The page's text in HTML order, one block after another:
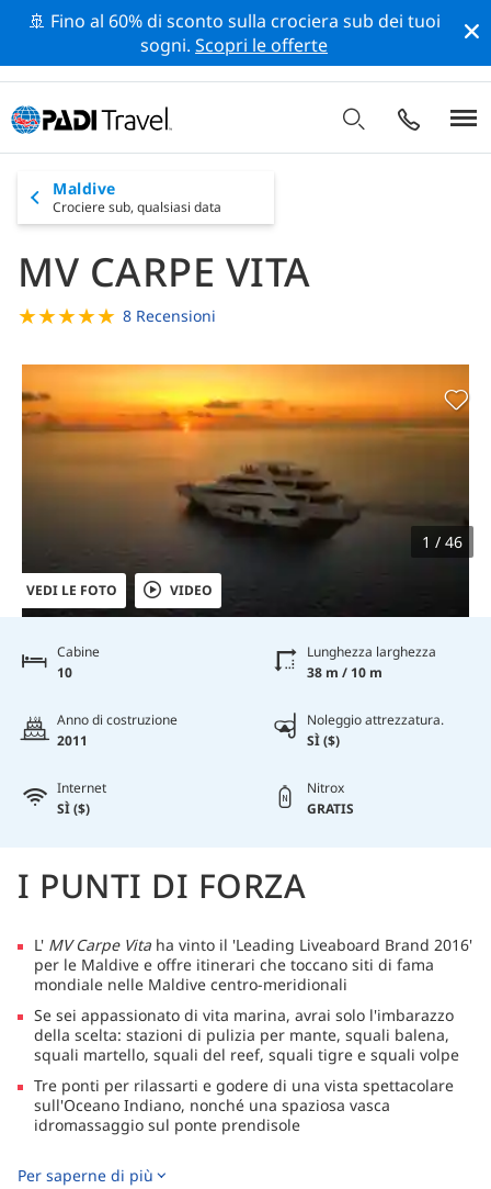
🚢 Fino al 60% di sconto sulla crociera sub dei tuoi
sogni.Scopri le offerte
Maldive
Crociere sub, qualsiasi data
MV CARPE VITA
★★★★★ 8 Recensioni
VEDI LE FOTO VIDEO
1 / 46
Cabine
10
Lunghezza larghezza
38 m / 10 m
Anno di costruzione
2011
Noleggio attrezzatura.
SÌ ($)
Internet
SÌ ($)
Nitrox
GRATIS
I PUNTI DI FORZA
L' MV Carpe Vita ha vinto il 'Leading Liveaboard Brand 2016'
per le Maldive e offre itinerari che toccano siti di fama
mondiale nelle Maldive centro-meridionali
Se sei appassionato di vita marina, avrai solo l'imbarazzo
della scelta: stazioni di pulizia per mante, squali balena,
squali martello, squali del reef, squali tigre e squali volpe
Tre ponti per rilassarti e godere di una vista spettacolare
sull'Oceano Indiano, nonché una spaziosa vasca
idromassaggio sul ponte prendisole
che la tua esperienza in mare sia piacevole, con tutti i
Per saperne di più